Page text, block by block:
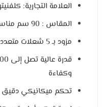
العلامة التجارية:
المقاس : 90 سم مناسب للمطابخ الكبيرة
مزود بـ 5 شعلات متعددة الاستخدام على سطح سيراميك
وكفاءة
تحكم ميكانيكي دقيق